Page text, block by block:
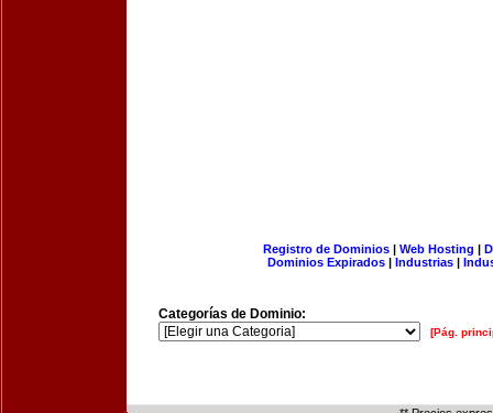
Registro de Dominios| Web Hosting |
Dominios Expirados | Industrias |
Categorías de Dominio:
[Pág.